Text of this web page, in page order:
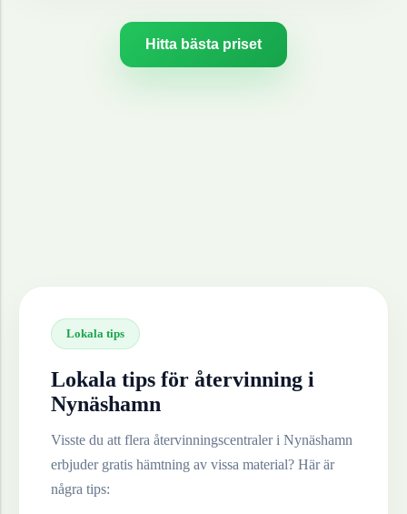
Hitta bästa priset
Lokala tips
Lokala tips för återvinning i
Nynäshamn
Visste du att flera återvinningscentraler i Nynäshamn
erbjuder gratis hämtning av vissa material? Här är
några tips: